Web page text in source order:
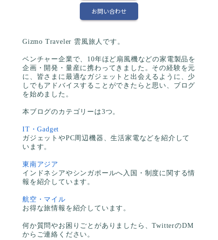
お問い合わせ
Gizmo Traveler 雲風旅人です。
ベンチャー企業で、10年ほど扇風機などの家電製品を
企画・開発・量産に携わってきました。その経験を元
に、皆さまに最適なガジェットと出会えるように、少
しでもアドバイスすることができたらと思い、ブログ
を始めました。
本ブログのカテゴリーは3つ。
IT・Gadget
ガジェットやPC周辺機器、生活家電などを紹介して
います。
東南アジア
インドネシアやシンガポールへ入国・制度に関する情
報を紹介しています。
航空・マイル
お得な旅情報を紹介しています。
何か質問やお困りごとがありましたら、TwitterのDM
からご連絡ください。